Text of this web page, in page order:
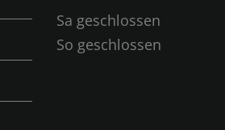
Sa geschlossen
So geschlossen